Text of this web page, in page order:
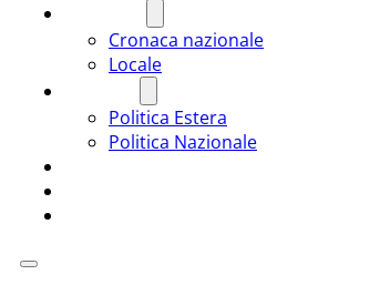
Cronaca nazionale
Locale
Politica Estera
Politica Nazionale